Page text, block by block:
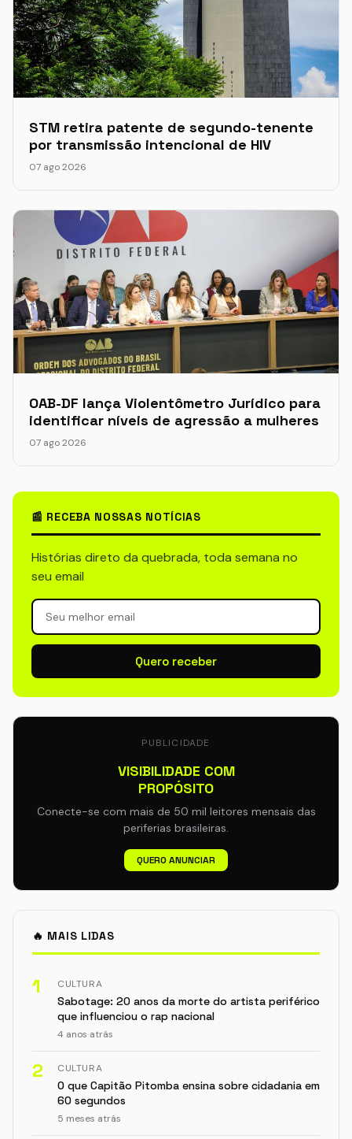
STM retira patente de segundo-tenente
por transmissão intencional de HIV
07 ago 2026
OAB-DF lança Violentômetro Jurídico para
identificar níveis de agressão a mulheres
07 ago 2026
📰 RECEBA NOSSAS NOTÍCIAS
Histórias direto da quebrada, toda semana no
seu email
Quero receber
PUBLICIDADE
VISIBILIDADE COM
PROPÓSITO
Conecte-se com mais de 50 mil leitores mensais das
periferias brasileiras.
QUERO ANUNCIAR
🔥 MAIS LIDAS
1 CULTURA
Sabotage: 20 anos da morte do artista periférico
que influenciou o rap nacional
4 anos atrás
2 CULTURA
O que Capitão Pitomba ensina sobre cidadania em
60 segundos
5 meses atrás